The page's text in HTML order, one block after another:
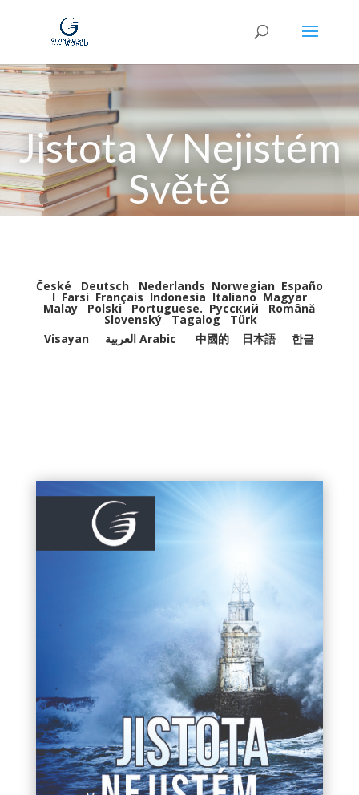
Jistota V Nejistém
Světě
České Deutsch Nederlands Norwegian Españo
l Farsi Français Indonesia Italiano Magyar
Malay Polski Portuguese. Pусский Română
Slovenský Tagalog
Türk
Visayan
العربية Arabic 中國的 日本語 한글